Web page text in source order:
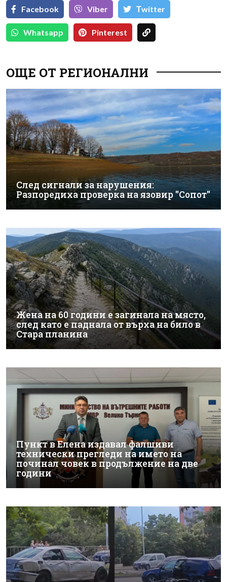
Facebook Viber Тwitter
Whatsapp Pinterest
ОЩЕ ОТ РЕГИОНАЛНИ
След сигнали за нарушения:
Разпоредиха проверка на язовир "Сопот"
Жена на 60 години е загинала на място,
след като е паднала от върха на било в
Стара планина
Пункт в Елена издавал фалшиви
технически прегледи на името на
починал човек в продължение на две
години